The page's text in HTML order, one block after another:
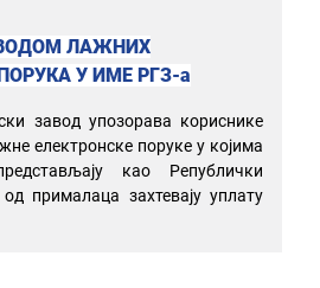
ЛАЖНИХ
У ИМЕ РГЗ-а
завод упозорава кориснике
електронске поруке у којима
као Републички
прималаца захтевају уплату